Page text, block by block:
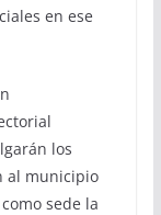
en ese
los
al municipio
sede la